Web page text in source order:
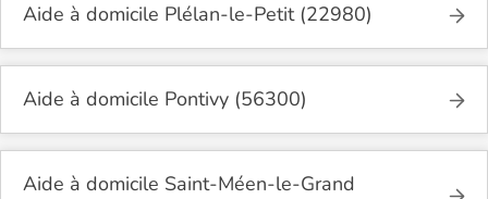
Aide à domicile Plélan-le-Petit (22980)
Aide à domicile Pontivy (56300)
Aide à domicile Saint-Méen-le-Grand